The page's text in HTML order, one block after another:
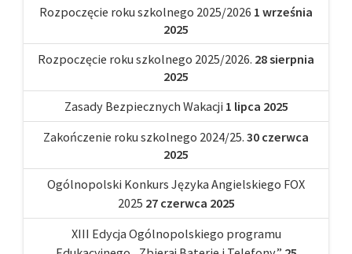
Rozpoczęcie roku szkolnego 2025/2026 1 września
2025
Rozpoczęcie roku szkolnego 2025/2026. 28 sierpnia
2025
Zasady Bezpiecznych Wakacji 1 lipca 2025
Zakończenie roku szkolnego 2024/25. 30 czerwca
2025
Ogólnopolski Konkurs Języka Angielskiego FOX
2025 27 czerwca 2025
XIII Edycja Ogólnopolskiego programu